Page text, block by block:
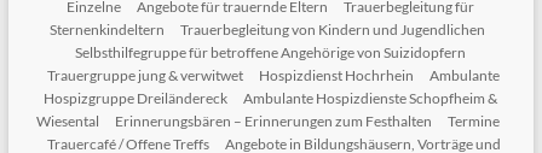
Einzelne
Angebote für trauernde Eltern
Trauerbegleitung für
Sternenkindeltern
Trauerbegleitung von Kindern und Jugendlichen
Selbsthilfegruppe für betroffene Angehörige von Suizidopfern
Trauergruppe jung & verwitwet
Hospizdienst Hochrhein
Ambulante
Hospizgruppe Dreiländereck
Ambulante Hospizdienste Schopfheim &
Wiesental
Erinnerungsbären – Erinnerungen zum Festhalten
Termine
Trauercafé / Offene Treffs
Angebote in Bildungshäusern, Vorträge und